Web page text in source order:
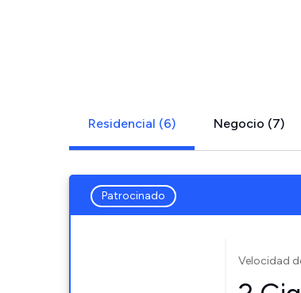
Residencial (6) Negocio (7)
Patrocinado
Velocidad